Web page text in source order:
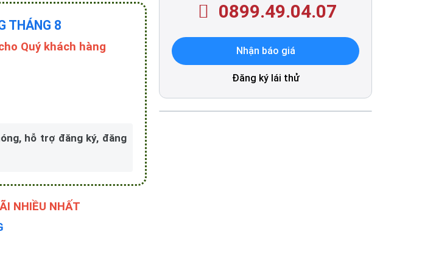
THÁNG 8
Quý khách hàng
hỗ trợ đăng ký, đăng
NHIỀU NHẤT
0899.49.04.07
Nhận báo giá
Đăng ký lái thử